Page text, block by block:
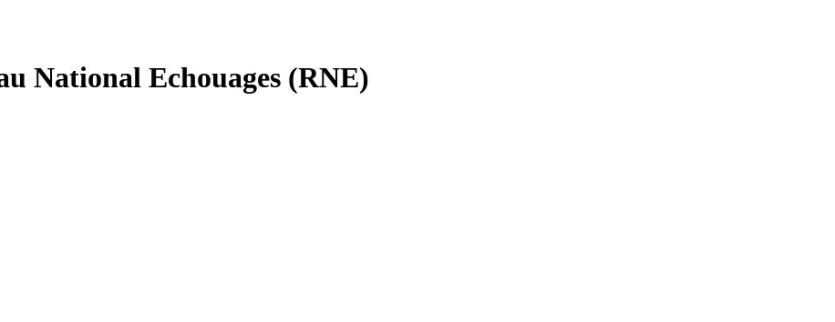
National Echouages (RNE)